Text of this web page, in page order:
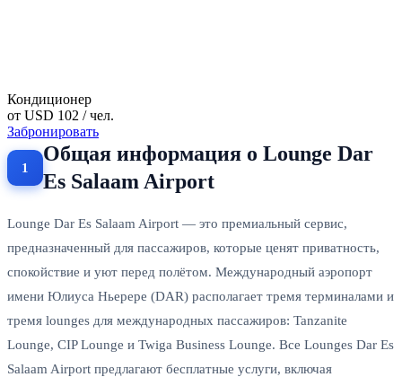
Кондиционер
от USD 102 / чел.
Забронировать
Общая информация о Lounge Dar
Es Salaam Airport
Lounge Dar Es Salaam Airport — это премиальный сервис,
предназначенный для пассажиров, которые ценят приватность,
спокойствие и уют перед полётом. Международный аэропорт
имени Юлиуса Ньерере (DAR) располагает тремя терминалами и
тремя lounges для международных пассажиров: Tanzanite
Lounge, CIP Lounge и Twiga Business Lounge. Все Lounges Dar Es
Salaam Airport предлагают бесплатные услуги, включая